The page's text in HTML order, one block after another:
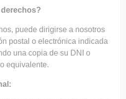
puede dirigirse a nosotros
postal o electrónica indicada
una copia de su DNI o
equivalente.